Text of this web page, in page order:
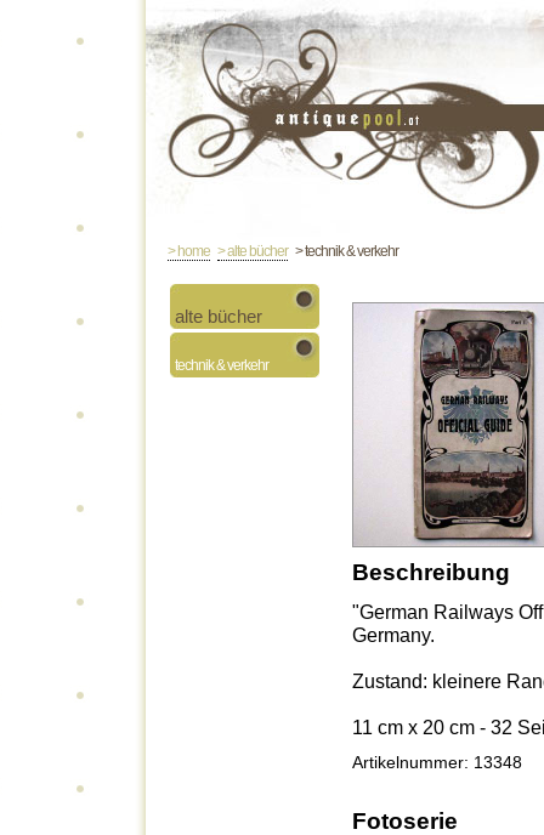
> home > alte bücher> technik & verkehr
alte bücher
technik & verkehr
Beschreibung
"German Railways
Germany.
Zustand: kleinere
11 cm x 20 cm - 32
Artikelnummer: 13348
Fotoserie